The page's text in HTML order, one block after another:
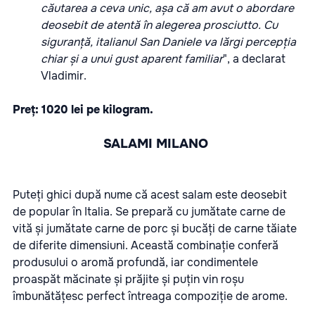
căutarea a ceva unic, așa că am avut o abordare
deosebit de atentă în alegerea prosciutto. Cu
siguranță, italianul San Daniele va lărgi percepția
chiar și a unui gust aparent familiar", a declarat
Vladimir.
Preț: 1020 lei pe kilogram.
SALAMI MILANO
Puteți ghici după nume că acest salam este deosebit
de popular în Italia. Se prepară cu jumătate carne de
vită și jumătate carne de porc și bucăți de carne tăiate
de diferite dimensiuni. Această combinație conferă
produsului o aromă profundă, iar condimentele
proaspăt măcinate și prăjite și puțin vin roșu
îmbunătățesc perfect întreaga compoziție de arome.